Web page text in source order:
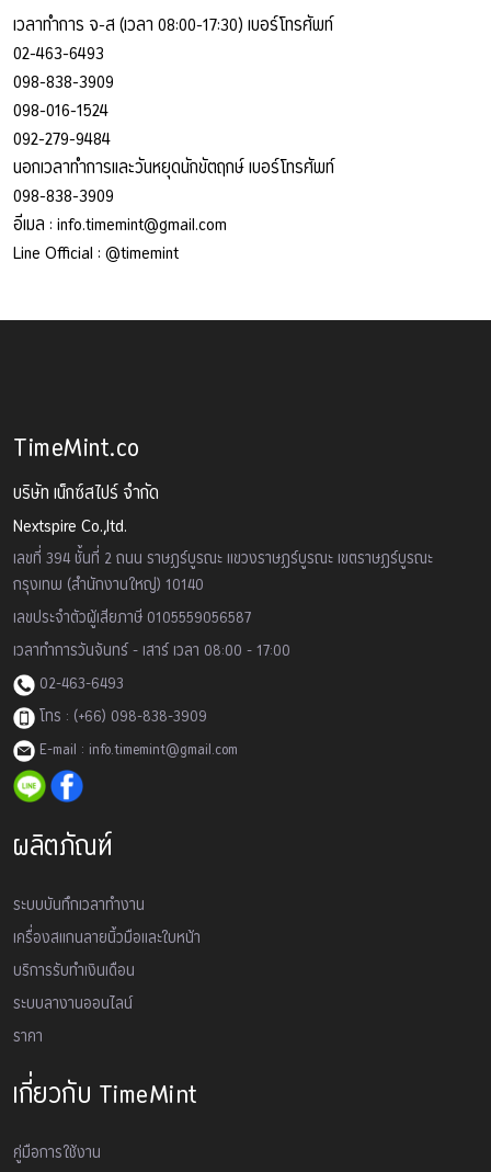
เวลาทำการ จ-ส (เวลา 08:00-17:30) เบอร์โทรศัพท์
02-463-6493
098-838-3909
098-016-1524
092-279-9484
นอกเวลาทำการและวันหยุดนักขัตฤกษ์ เบอร์โทรศัพท์
098-838-3909
อีเมล :info.timemint@gmail.com
Line Official :@timemint
TimeMint.co
บริษัท เน็กซ์สไปร์ จำกัด
Nextspire Co.,ltd.
เลขที่ 394 ชั้นที่ 2 ถนน ราษฏร์บูรณะ แขวงราษฏร์บูรณะ เขตราษฏร์บูรณะ
กรุงเทพ (สำนักงานใหญ่) 10140
เลขประจำตัวผู้เสียภาษี 0105559056587
เวลาทำการวันจันทร์ - เสาร์ เวลา 08:00 - 17:00
02-463-6493
โทร : (+66) 098-838-3909
E-mail : info.timemint@gmail.com
ผลิตภัณฑ์
ระบบบันทึกเวลาทำงาน
เครื่องสเเกนลายนิ้วมือและใบหน้า
บริการรับทำเงินเดือน
ระบบลางานออนไลน์
ราคา
เกี่ยวกับ TimeMint
คู่มือการใช้งาน